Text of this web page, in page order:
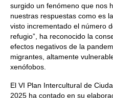
surgido un fenómeno que nos
nuestras respuestas como es
visto incrementado el número
refugio”, ha reconocido la
efectos negativos de la
migrantes, altamente
xenófobos.
El VI Plan Intercultural de
2025 ha contado en su